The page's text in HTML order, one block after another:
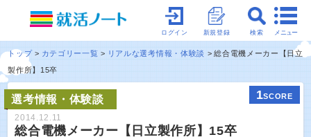
メニュー
検索
新規登録
ログイン
トップ カテゴリー一覧 リアルな選考情報・体験談
総合電機メーカー【日立
製作所】15卒
選考情報・体験談 1SCORE
2014.12.11
総合電機メーカー【日立製作所】15卒